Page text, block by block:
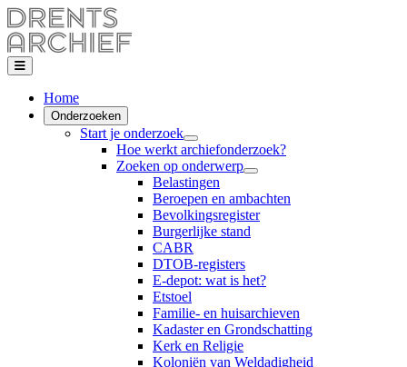
Home
Onderzoeken
Start je onderzoek
Hoe werkt archiefonderzoek?
Zoeken op onderwerp
Belastingen
Beroepen en ambachten
Bevolkingsregister
Burgerlijke stand
CABR
DTOB-registers
E-depot: wat is het?
Etstoel
Familie- en huisarchieven
Kadaster en Grondschatting
Kerk en Religie
Koloniën van Weldadigheid